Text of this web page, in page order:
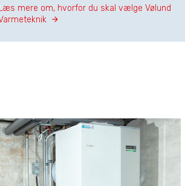
Læs mere om, hvorfor du skal vælge Vølund